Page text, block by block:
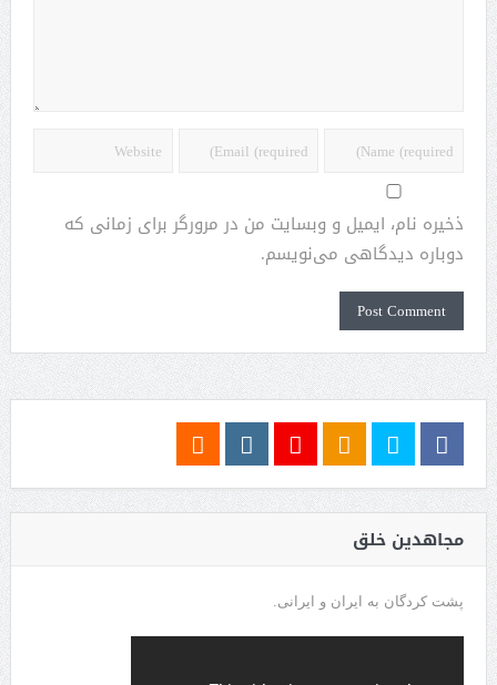
ذخیره نام، ایمیل و وبسایت من در مرورگر برای زمانی که
دوباره دیدگاهی می‌نویسم.
مجاهدین خلق
پشت کردگان به ایران و ایرانی.